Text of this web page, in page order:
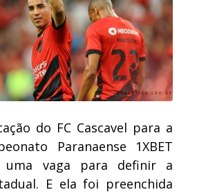
do FC Cascavel para a
Paranaense 1XBET
uma vaga para definir a
E ela foi preenchida